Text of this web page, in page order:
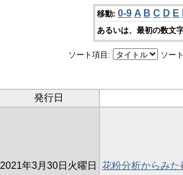
移動: 0-9 A B C D E
あるいは、最初の数文
ソート項目: ソー
発行日
2021年3月30日火曜日 花粉分析からみ